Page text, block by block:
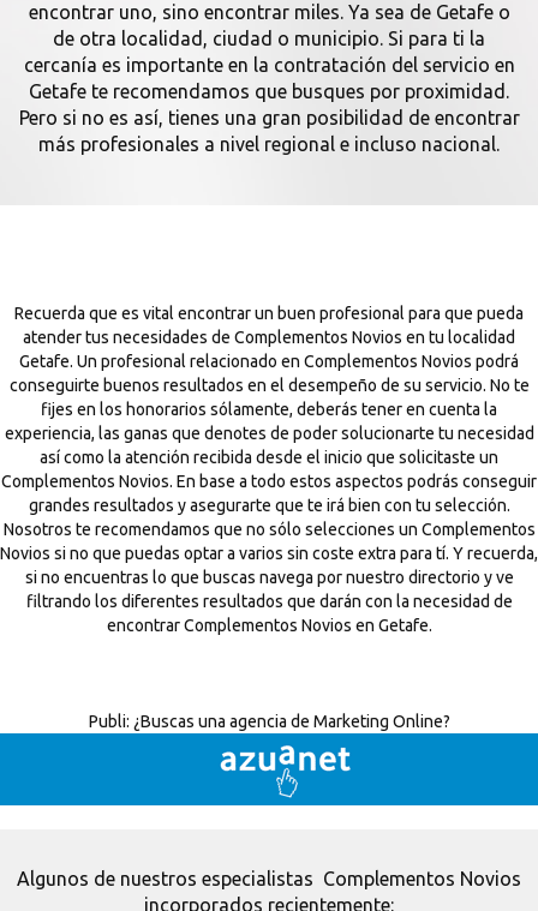
encontrar uno, sino encontrar miles. Ya sea de Getafe o
de otra localidad, ciudad o municipio. Si para ti la
cercanía es importante en la contratación del servicio en
Getafe te recomendamos que busques por proximidad.
Pero si no es así, tienes una gran posibilidad de encontrar
más profesionales a nivel regional e incluso nacional.
Recuerda que es vital encontrar un buen profesional para que pueda
atender tus necesidades de Complementos Novios en tu localidad
Getafe. Un profesional relacionado en Complementos Novios podrá
conseguirte buenos resultados en el desempeño de su servicio. No te
fijes en los honorarios sólamente, deberás tener en cuenta la
experiencia, las ganas que denotes de poder solucionarte tu necesidad
así como la atención recibida desde el inicio que solicitaste un
Complementos Novios. En base a todo estos aspectos podrás conseguir
grandes resultados y asegurarte que te irá bien con tu selección.
Nosotros te recomendamos que no sólo selecciones un Complementos
Novios si no que puedas optar a varios sin coste extra para tí. Y recuerda,
si no encuentras lo que buscas navega por nuestro directorio y ve
filtrando los diferentes resultados que darán con la necesidad de
encontrar Complementos Novios en Getafe.
Publi: ¿Buscas una agencia de Marketing Online?
Algunos de nuestros especialistas Complementos Novios
incorporados recientemente: